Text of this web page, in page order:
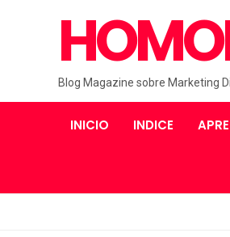
Blog Magazine sobre Marketing
INICIO INDICE